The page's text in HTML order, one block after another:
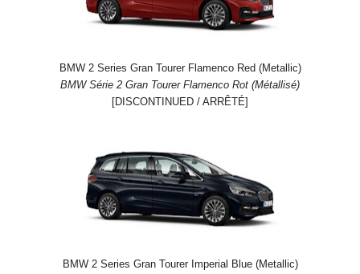
BMW 2 Series Gran Tourer Flamenco Red (Metallic)
BMW Série 2 Gran Tourer Flamenco Rot (Métallisé)
[DISCONTINUED / ARRÊTÉ]
BMW 2 Series Gran Tourer Imperial Blue (Metallic)